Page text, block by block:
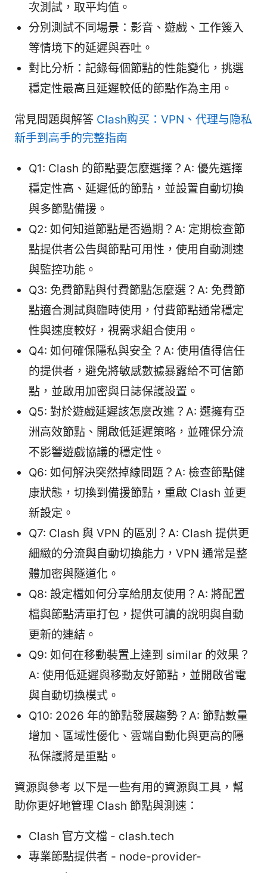
次測試，取平均值。
分別測試不同場景：影音、遊戲、工作簽入
等情境下的延遲與吞吐。
對比分析：記錄每個節點的性能變化，挑選
穩定性最高且延遲較低的節點作為主用。
常見問題與解答 Clash购买：VPN、代理与隐私
新手到高手的完整指南
Q1: Clash 的節點要怎麼選擇？A: 優先選擇
穩定性高、延遲低的節點，並設置自動切換
與多節點備援。
Q2: 如何知道節點是否過期？A: 定期檢查節
點提供者公告與節點可用性，使用自動測速
與監控功能。
Q3: 免費節點與付費節點怎麼選？A: 免費節
點適合測試與臨時使用，付費節點通常穩定
性與速度較好，視需求組合使用。
Q4: 如何確保隱私與安全？A: 使用值得信任
的提供者，避免將敏感數據暴露給不可信節
點，並啟用加密與日誌保護設置。
Q5: 對於遊戲延遲該怎麼改進？A: 選擁有亞
洲高效節點、開啟低延遲策略，並確保分流
不影響遊戲協議的穩定性。
Q6: 如何解決突然掉線問題？A: 檢查節點健
康狀態，切換到備援節點，重啟 Clash 並更
新設定。
Q7: Clash 與 VPN 的區別？A: Clash 提供更
細緻的分流與自動切換能力，VPN 通常是整
體加密與隧道化。
Q8: 設定檔如何分享給朋友使用？A: 將配置
檔與節點清單打包，提供可讀的說明與自動
更新的連結。
Q9: 如何在移動裝置上達到 similar 的效果？
A: 使用低延遲與移動友好節點，並開啟省電
與自動切換模式。
Q10: 2026 年的節點發展趨勢？A: 節點數量
增加、區域性優化、雲端自動化與更高的隱
私保護將是重點。
資源與參考 以下是一些有用的資源與工具，幫
助你更好地管理 Clash 節點與測速：
Clash 官方文檔 - clash.tech
專業節點提供者 - node-provider-